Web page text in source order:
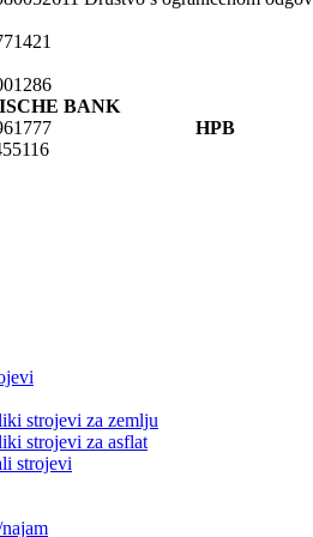
BANK
HPB
strojevi za zemlju
strojevi za asflat
strojevi